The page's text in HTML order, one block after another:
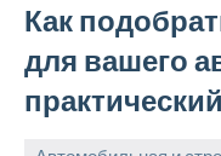
Как
для вашего